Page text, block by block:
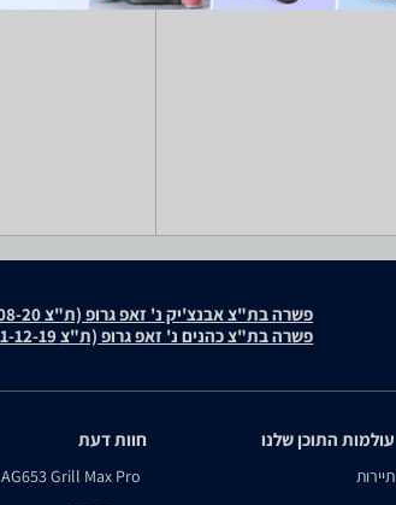
פשרה בת"צ אבנצ'יק נ' זאפ גרופ (ת"צ 23008-08-20)
פשרה בת"צ כהנים נ' זאפ גרופ (ת"צ 60371-12-19)
עולמות התוכן שלנו
תיירות
חוות דעת
AG653 Grill Max Pro